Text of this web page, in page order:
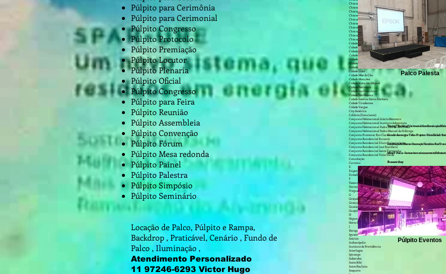
"Desing": "Backdrop": Cerimonial: :Som: Iluminação:
Gerador de energia: - Telão: - Projetor: - Painel de Led: -
Iluminação Ambiente: - Decoração: Temática: - Box
Móvel:" - Palco:.--- festa aniversario: casamento:
Show: worshop:
Púlpito para Cerimônia
Púlpito para Cerimonial
Púlpito Congresso
Púlpito Protocolo
Púlpito Premiação
Púlpito Locutor
Púlpito Plenaria
Púlpito Oficial
Púlpito Congresso
Púlpito para Feira
Púlpito Reunião
Púlpito Assembleia
Púlpito Convenção
Púlpito Fórum
Púlpito Mesa redonda
Púlpito Painel
Púlpito Palestra
Púlpito Simpósio
Púlpito Seminário
Locação de Palco, Púlpito e Rampa,
Backdrop , Praticável, Cenário , Fundo de
Palco , Iluminação ,
Atendimento Personalizado
11 97246-6293 Victor Hugo
Chácara Dona Olívia
Chácara Inglesa
Chácara Itaim
Chácara Monte Alegre
Chácara Nossa Senhora Aparecida
Chácara Santa Maria
Chácara Santo Antônio (Zona Leste)
Chácara Santo Antônio (Zona Sul)
Chácara Seis de Outubro
Chácara Três Meninas
Cidade Ademar
Cidade Antônio Estevão de Carvalho
Cidade Continental
Cidade Dutra
Cidade Jardim
Cidade Júlia
Cidade Kemel
Cidade Líder
Cidade Mãe do Céu
Cidade Monções
Cidade Nova São Miguel
Cidade Patriarca
Cidade São Francisco
Cidade São Mateus
Cidade Satélite Santa Bárbara
Cidade Tiradentes
Cidade Vargas
City América
Colônia (Zona Leste)
Conjunto Habitacional Inácio Monteiro
Conjunto Habitacional Instituto Adventista
Conjunto Habitacional Padre José de Anchieta
Conjunto Habitacional Padre Manoel da Nóbrega
Conjunto Promorar Rio Claro
Conjunto Residencial Butantã
Conjunto Residencial Elisio Teixeira Leite
Conjunto Residencial José Bonifácio
Conjunto Residencial Santa Terezinha
Conjunto Residencial Vista Verde
Consolação
Cursino
E
Engenheiro Goulart
Ermelino Matarazzo
F
Fazenda Aricanduva
Ferreira
Freguesia do Ó
G
Grajaú
Granja Viana
Guaianazes
Guapira
H
Higienópolis
Horto Florestal
I
Ibirapuera
Iguatemi
Imirim
Indianópolis
Instituto de Previdência
Interlagos
Ipiranga
Itaberaba
Itaim Bibi
Itaim Paulista
Itaquera
Palco Palesta
Púlpito Eventos